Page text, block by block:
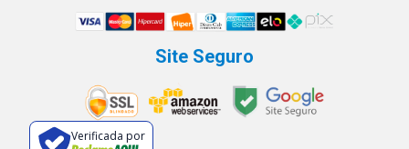
Site Seguro
Verificada por